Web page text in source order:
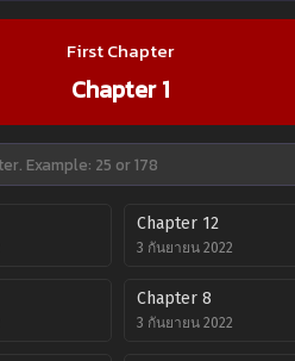
First Chapter
Chapter 1
Chapter 12
3 กันยายน 2022
Chapter 8
3 กันยายน 2022